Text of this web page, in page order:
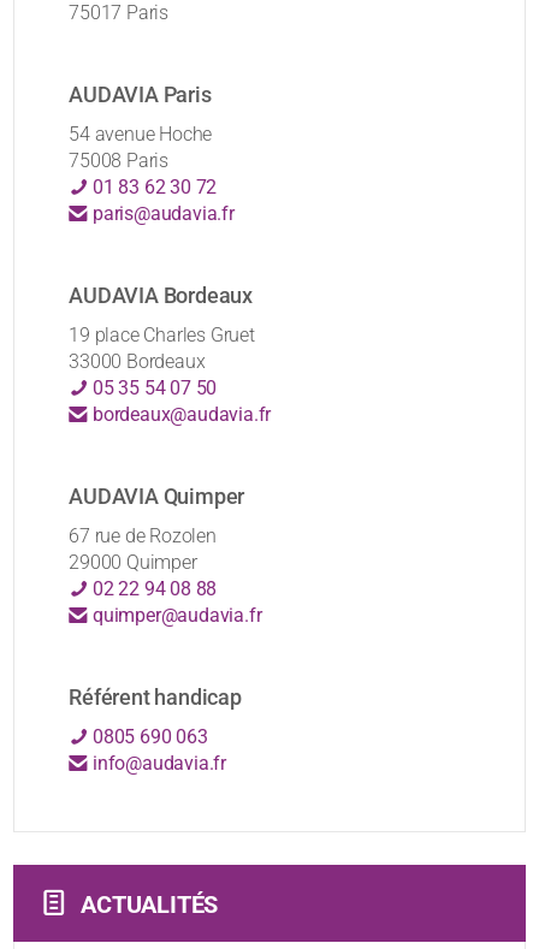
75017 Paris
AUDAVIA Paris
54 avenue Hoche
75008 Paris
01 83 62 30 72
paris@audavia.fr
AUDAVIA Bordeaux
19 place Charles Gruet
33000 Bordeaux
05 35 54 07 50
bordeaux@audavia.fr
AUDAVIA Quimper
67 rue de Rozolen
29000 Quimper
02 22 94 08 88
quimper@audavia.fr
Référent handicap
0805 690 063
info@audavia.fr
ACTUALITÉS